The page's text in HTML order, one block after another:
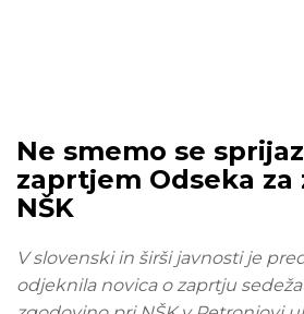
Ne smemo se
zaprtjem Odseka za
NŠK
V slovenski in širši javnosti je
odjeknila novica o zaprtju